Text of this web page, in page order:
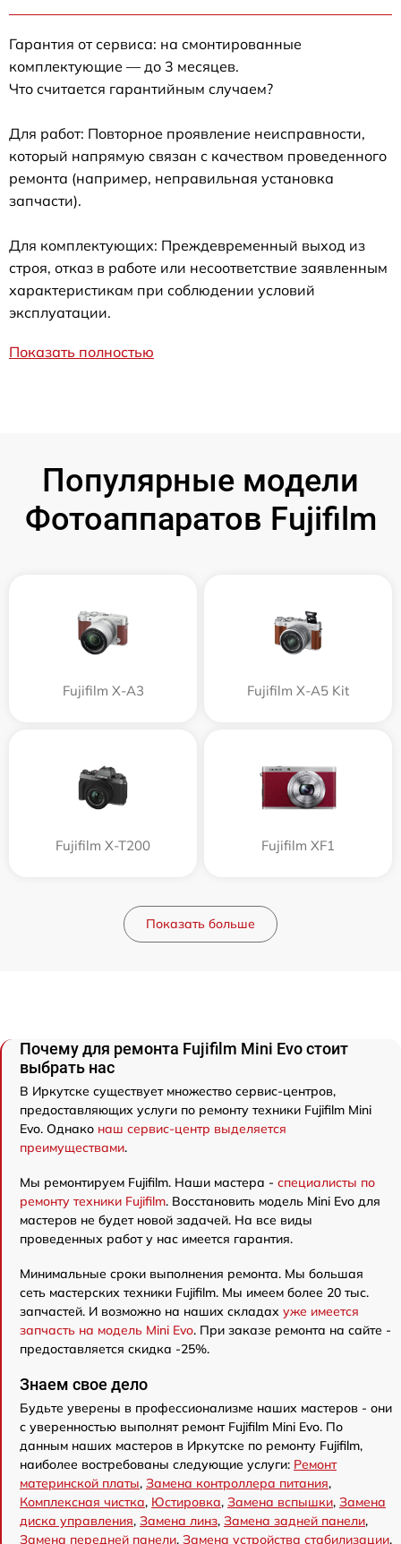
Гарантия от сервиса: на смонтированные
комплектующие — до 3 месяцев.
Что считается гарантийным случаем?
Для работ: Повторное проявление неисправности,
который напрямую связан с качеством проведенного
ремонта (например, неправильная установка
запчасти).
Для комплектующих: Преждевременный выход из
строя, отказ в работе или несоответствие заявленным
характеристикам при соблюдении условий
эксплуатации.
Показать полностью
Популярные модели
Фотоаппаратов Fujifilm
Fujifilm X-A3 Fujifilm X-A5 Kit
Fujifilm X-T200 Fujifilm XF1
Показать больше
Почему для ремонта Fujifilm Mini Evo стоит
выбрать нас
В Иркутске существует множество сервис-центров,
предоставляющих услуги по ремонту техники Fujifilm Mini
Evo. Однако наш сервис-центр выделяется
преимуществами.
Мы ремонтируем Fujifilm. Наши мастера - специалисты по
ремонту техники Fujifilm. Восстановить модель Mini Evo для
мастеров не будет новой задачей. На все виды
проведенных работ у нас имеется гарантия.
Минимальные сроки выполнения ремонта. Мы большая
сеть мастерских техники Fujifilm. Мы имеем более 20 тыс.
запчастей. И возможно на наших складах уже имеется
запчасть на модель Mini Evo. При заказе ремонта на сайте -
предоставляется скидка -25%.
Знаем свое дело
Будьте уверены в профессионализме наших мастеров - они
с уверенностью выполнят ремонт Fujifilm Mini Evo. По
данным наших мастеров в Иркутске по ремонту Fujifilm,
наиболее востребованы следующие услуги: Ремонт
материнской платы, Замена контроллера питания,
Комплексная чистка, Юстировка, Замена вспышки, Замена
диска управления, Замена линз, Замена задней панели,
Замена передней панели, Замена устройства стабилизации.